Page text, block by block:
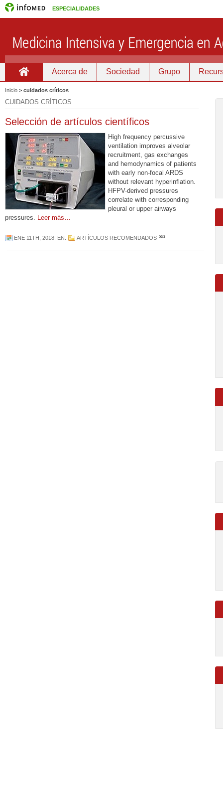
ESPECIALIDADES
Acerca de Sociedad Grupo
Inicio > cuidados críticos
CUIDADOS CRÍTICOS
Selección de artículos científicos
High frequency percussive
ventilation improves alveolar
recruitment, gas exchanges
and hemodynamics of patients
with early non-focal ARDS
without relevant hyperinflation.
HFPV-derived pressures
correlate with corresponding
pleural or upper airways
pressures. Leer más…
ENE 11TH, 2018 . EN: ARTÍCULOS RECOMENDADOS